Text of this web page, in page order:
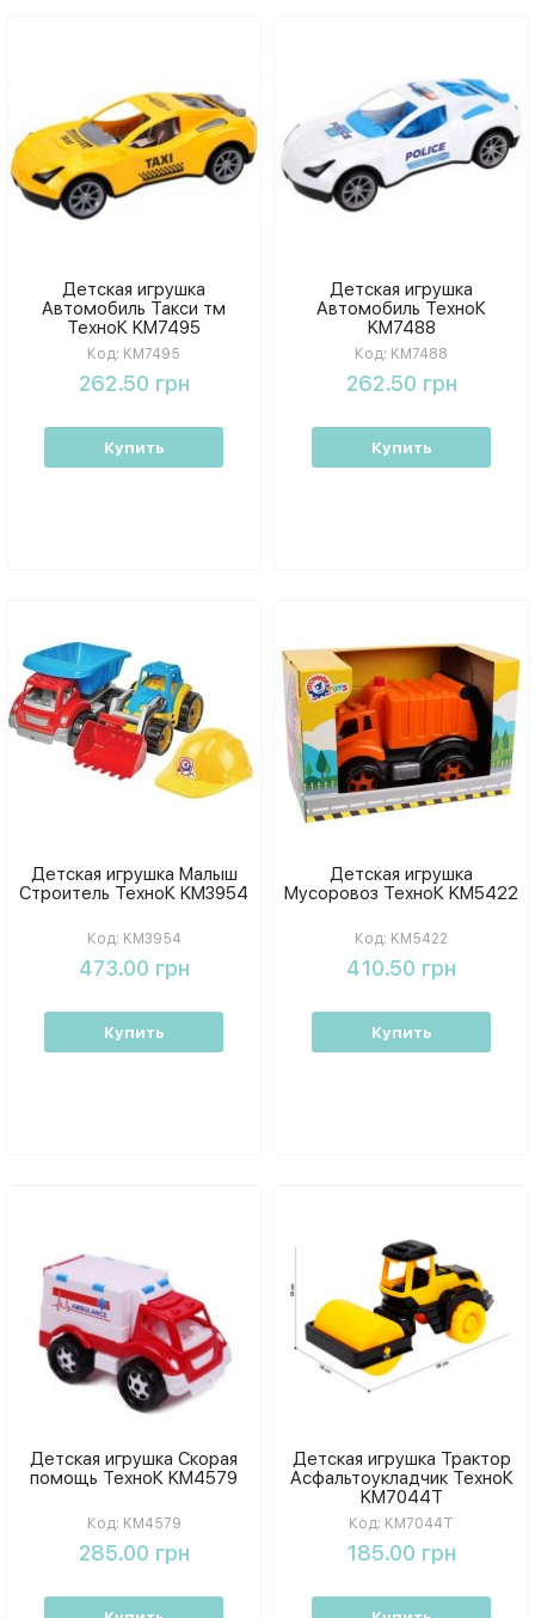
Детская игрушка
Автомобиль Такси тм
ТехноК KM7495
Код: KM7495
262.50 грн
Купить
Детская игрушка
Автомобиль ТехноК
KM7488
Код: KM7488
262.50 грн
Купить
Детская игрушка Малыш
Строитель ТехноК KM3954
Код: KM3954
473.00 грн
Купить
Детская игрушка
Мусоровоз ТехноК KM5422
Код: KM5422
410.50 грн
Купить
Детская игрушка Скорая
помощь ТехноК KM4579
Код: KM4579
285.00 грн
Детская игрушка Трактор
Асфальтоукладчик ТехноК
KM7044T
Код: KM7044T
185.00 грн